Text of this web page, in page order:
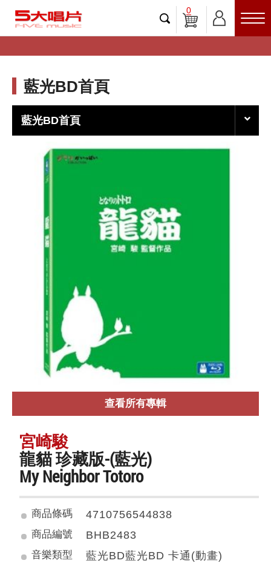
0
藍光BD首頁
藍光BD首頁
查看所有專輯
宮崎駿
龍貓 珍藏版-(藍光)
My Neighbor Totoro
商品條碼 4710756544838
商品編號 BHB2483
音樂類型 藍光BD藍光BD 卡通(動畫)